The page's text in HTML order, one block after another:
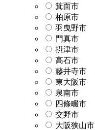
箕面市
柏原市
羽曳野市
門真市
摂津市
高石市
藤井寺市
東大阪市
泉南市
四條畷市
交野市
大阪狭山市